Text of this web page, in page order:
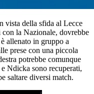
vista della sfida al Lecce
la Nazionale, dovrebbe
allenato in gruppo a
prese con una piccola
potrebbe comunque
Ndicka sono recuperati,
saltare diversi match.